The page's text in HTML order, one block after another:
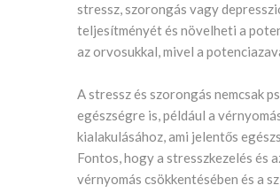
stressz, szorongás vagy
teljesítményét és növelheti a
az orvosukkal, mivel a
A stressz és szorongás nemcsak
egészségre is, például a
kialakulásához, ami jelentős
Fontos, hogy a stresszkezelés és
vérnyomás csökkentésében és a